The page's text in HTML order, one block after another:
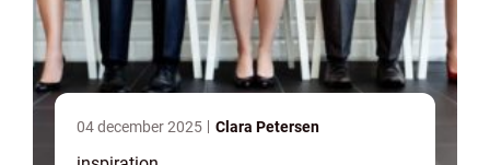
04 december 2025 Clara Petersen